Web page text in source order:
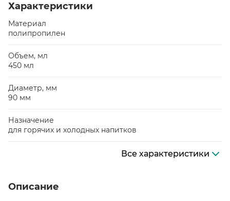
Характеристики
Материал
полипропилен
Объем, мл
450 мл
Диаметр, мм
90 мм
Назначение
для горячих и холодных напитков
Все характеристики
Описание